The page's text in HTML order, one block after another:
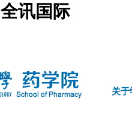
讯国际
关于